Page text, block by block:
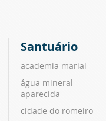
Santuário
academia marial
água mineral
aparecida
cidade do romeiro